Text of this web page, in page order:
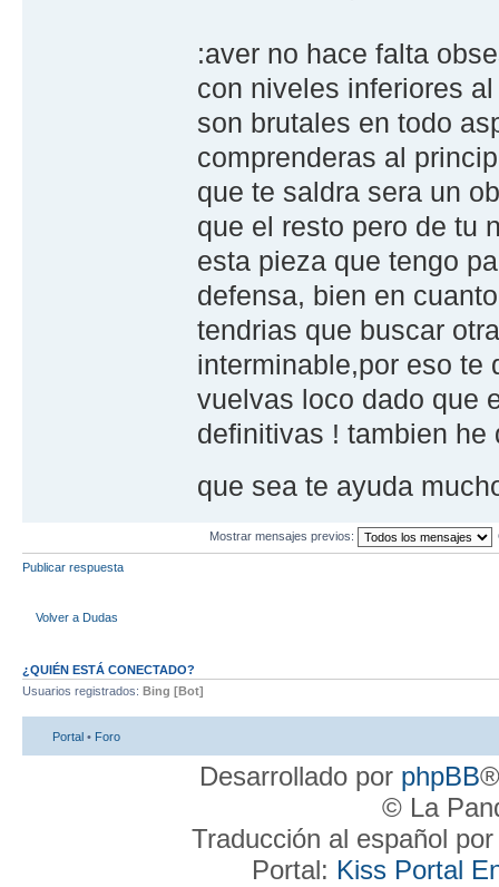
:aver no hace falta
con niveles inferiores
son brutales en todo
comprenderas al
que te saldra sera un
que el resto pero de tu
esta pieza que tengo
defensa, bien en
tendrias que buscar
interminable,por eso te
vuelvas loco dado que
definitivas ! tambien
que sea te ayuda
Mostrar mensajes previos:
Publicar respuesta
Volver a Dudas
¿QUIÉN ESTÁ CONECTADO?
Usuarios registrados: Bing [Bot]
Portal • Foro
Desarrollado por phpBB
© La
Traducción al español
Portal: Kiss Portal